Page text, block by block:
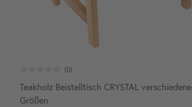
Teakholz Beistelltisch CRYSTAL verschiedene
Größen